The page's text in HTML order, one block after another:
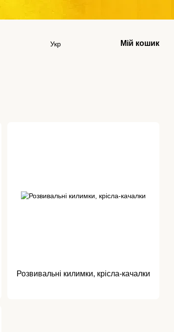
Укр Мій кошик
Розвивальні килимки, крісла-качалки